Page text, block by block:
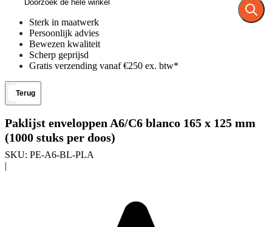
Sterk in maatwerk
Persoonlijk advies
Bewezen kwaliteit
Scherp geprijsd
Gratis verzending vanaf €250 ex. btw*
Terug
Paklijst enveloppen A6/C6 blanco 165 x 125 mm
(1000 stuks per doos)
SKU: PE-A6-BL-PLA
|